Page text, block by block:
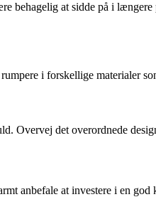
behagelig at sidde på i
i forskellige materialer
Overvej det overordnede
anbefale at investere i en god